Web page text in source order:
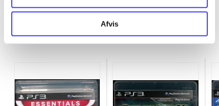
Afvis
Minder om